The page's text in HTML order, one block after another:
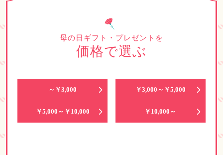
母の日ギフト・プレゼントを
価格で選ぶ
～￥3,000 ￥3,000～￥5,000
￥5,000～￥10,000 ￥10,000～